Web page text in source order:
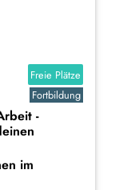
Freie Plätze
Fortbildung
-
im